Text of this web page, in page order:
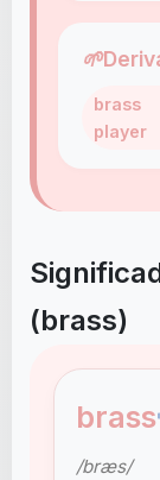
🌱
brass
player
(brass)
brass
/bræs/